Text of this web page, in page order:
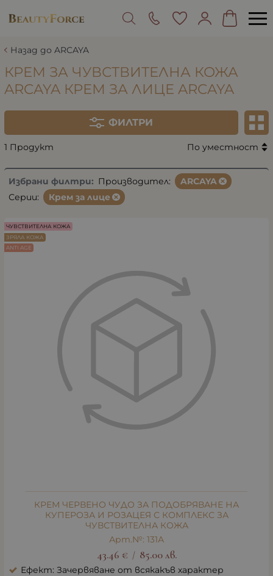
Назад до ARCAYA
КРЕМ ЗА ЧУВСТВИТЕЛНА КОЖА
ARCAYA КРЕМ ЗА ЛИЦЕ ARCAYA
ФИЛТРИ
1 Продукт По уместност
Избрани филтри: Производител:
ARCAYA
Серии:
Крем за лице
КРЕМ ЧЕРВЕНО ЧУДО ЗА ПОДОБРЯВАНЕ НА
КУПЕРОЗА И РОЗАЦЕЯ С КОМПЛЕКС ЗА
ЧУВСТВИТЕЛНА КОЖА
Арт.№: 131А
43.46 € / 85.00 лв.
Ефект: Зачервяване от всякакъв характер
ЧУВСТВИТЕЛНА КОЖА
ЗРЯЛА КОЖА
ANTI AGE